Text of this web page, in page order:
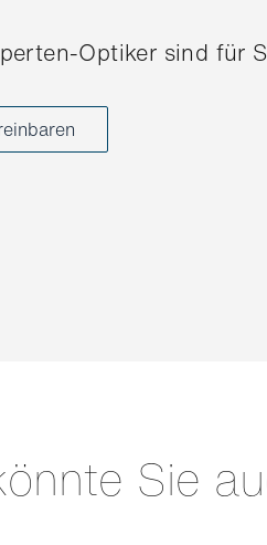
Optiker sind für
Sie